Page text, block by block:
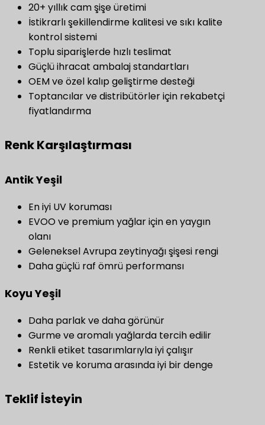
20+ yıllık cam şişe üretimi
İstikrarlı şekillendirme kalitesi ve sıkı kalite
kontrol sistemi
Toplu siparişlerde hızlı teslimat
Güçlü ihracat ambalaj standartları
OEM ve özel kalıp geliştirme desteği
Toptancılar ve distribütörler için rekabetçi
fiyatlandırma
Renk Karşılaştırması
Antik Yeşil
En iyi UV koruması
EVOO ve premium yağlar için en yaygın
olanı
Geleneksel Avrupa zeytinyağı şişesi rengi
Daha güçlü raf ömrü performansı
Koyu Yeşil
Daha parlak ve daha görünür
Gurme ve aromalı yağlarda tercih edilir
Renkli etiket tasarımlarıyla iyi çalışır
Estetik ve koruma arasında iyi bir denge
Teklif İsteyin